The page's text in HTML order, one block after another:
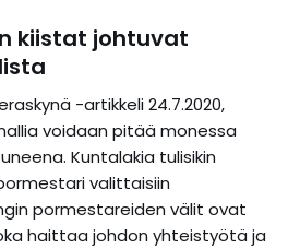
kiistat johtuvat
-artikkeli 24.7.2020,
voidaan pitää monessa
Kuntalakia tulisikin
valittaisiin
pormestareiden välit ovat
haittaa johdon yhteistyötä ja